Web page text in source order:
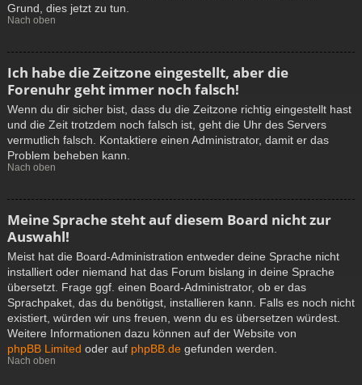
Grund, dies jetzt zu tun.
Nach oben
Ich habe die Zeitzone eingestellt, aber die
Forenuhr geht immer noch falsch!
Wenn du dir sicher bist, dass du die Zeitzone richtig eingestellt hast
und die Zeit trotzdem noch falsch ist, geht die Uhr des Servers
vermutlich falsch. Kontaktiere einen Administrator, damit er das
Problem beheben kann.
Nach oben
Meine Sprache steht auf diesem Board nicht zur
Auswahl!
Meist hat die Board-Administration entweder deine Sprache nicht
installiert oder niemand hat das Forum bislang in deine Sprache
übersetzt. Frage ggf. einen Board-Administrator, ob er das
Sprachpaket, das du benötigst, installieren kann. Falls es noch nicht
existiert, würden wir uns freuen, wenn du es übersetzen würdest.
Weitere Informationen dazu können auf der Website von
phpBB Limited oder auf phpBB.de gefunden werden.
Nach oben